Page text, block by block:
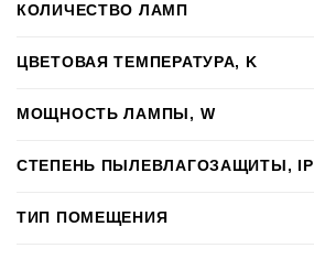
КОЛИЧЕСТВО ЛАМП
ЦВЕТОВАЯ ТЕМПЕРАТУРА, K
МОЩНОСТЬ ЛАМПЫ, W
СТЕПЕНЬ ПЫЛЕВЛАГОЗАЩИТЫ, IP
ТИП ПОМЕЩЕНИЯ